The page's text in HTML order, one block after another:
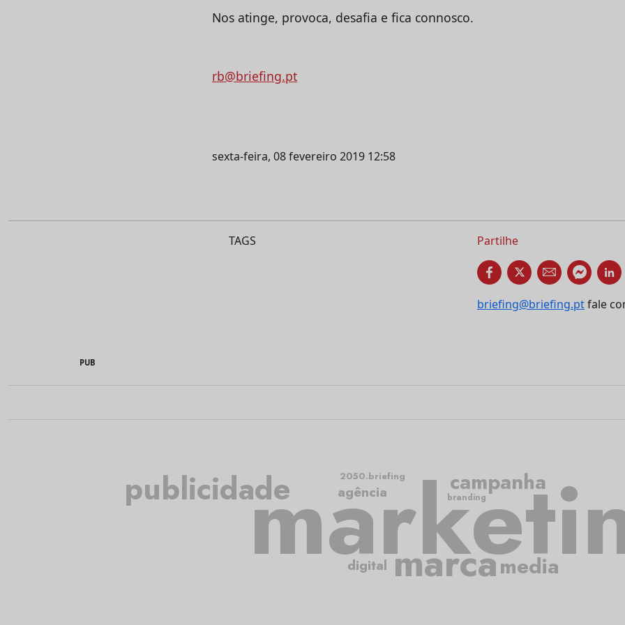
Nos atinge, provoca, desafia e fica connosco.
rb@briefing.pt
sexta-feira, 08 fevereiro 2019 12:58
TAGS Partilhe
briefing@briefing.ptfale
PUB
publicidade
marca
campanha
media
agência
digital
2050.briefing
branding